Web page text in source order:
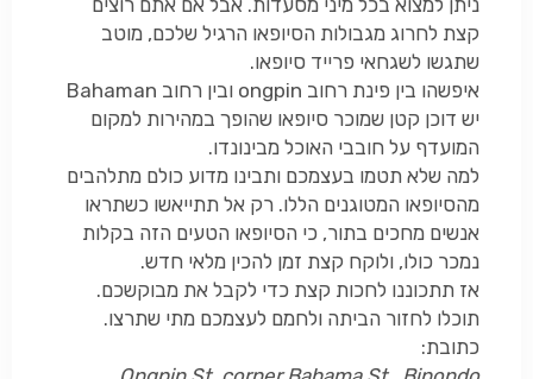
קצת לחרוג מגבולות הסיופאו הרגיל שלכם, מוטב
שתגשו לשגחאי פרייד סיופאו.
איפשהו בין פינת רחוב ongpin ובין רחוב Bahaman
יש דוכן קטן שמוכר סיופאו שהופך במהירות למקום
המועדף על חובבי האוכל מבינונדו.
למה שלא תטמו בעצמכם ותבינו מדוע כולם מתלהבים
מהסיופאו המטוגנים הללו. רק אל תתייאשו כשתראו
אנשים מחכים בתור, כי הסיופאו הטעים הזה בקלות
נמכר כולו, ולוקח קצת זמן להכין מלאי חדש.
אז תתכוננו לחכות קצת כדי לקבל את מבוקשכם.
תוכלו לחזור הביתה ולחמם לעצמכם מתי שתרצו.
כתובת: